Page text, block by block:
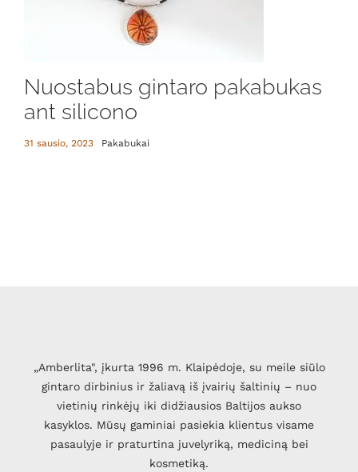
Nuostabus gintaro pakabukas
ant silicono
31 sausio, 2023 Pakabukai
„Amberlita", įkurta 1996 m. Klaipėdoje, su meile siūlo
gintaro dirbinius ir žaliavą iš įvairių šaltinių – nuo
vietinių rinkėjų iki didžiausios Baltijos aukso
kasyklos. Mūsų gaminiai pasiekia klientus visame
pasaulyje ir praturtina juvelyriką, mediciną bei
kosmetiką.